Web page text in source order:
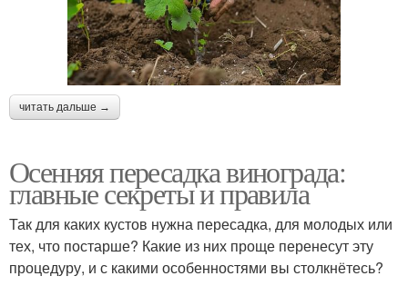
читать дальше →
Осенняя пересадка винограда:
главные секреты и правила
Так для каких кустов нужна пересадка, для молодых или
тех, что постарше? Какие из них проще перенесут эту
процедуру, и с какими особенностями вы столкнётесь?